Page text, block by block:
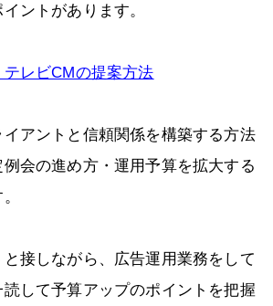
ントがあります。
レビCMの提案方法
アントと信頼関係を構築する方法
会の進め方・運用予算を拡大する
と接しながら、広告運用業務をして
して予算アップのポイントを把握